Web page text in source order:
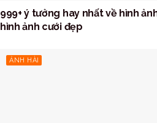
999+ ý tưởng hay nhất về hình
hình ảnh cưới đẹp
ẢNH HÀI